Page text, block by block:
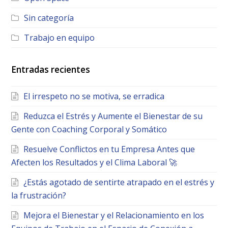
Sin categoría
Trabajo en equipo
Entradas recientes
El irrespeto no se motiva, se erradica
Reduzca el Estrés y Aumente el Bienestar de su
Gente con Coaching Corporal y Somático
Resuelve Conflictos en tu Empresa Antes que
Afecten los Resultados y el Clima Laboral 🚀
¿Estás agotado de sentirte atrapado en el estrés y
la frustración?
Mejora el Bienestar y el Relacionamiento en los